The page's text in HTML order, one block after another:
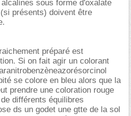
sous forme d'oxalate
présents) doivent être
préparé est
Si on fait agir un colorant
se colore en bleu alors que la
prendre une coloration rouge
différents équilibres
ds un godet une gtte de la sol